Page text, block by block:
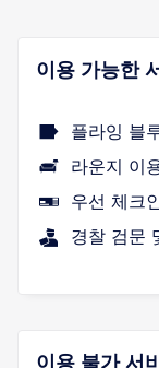
이용 가능한
플라잉 블
라운지 이
우선 체크
경찰 검문
이용 불가 서